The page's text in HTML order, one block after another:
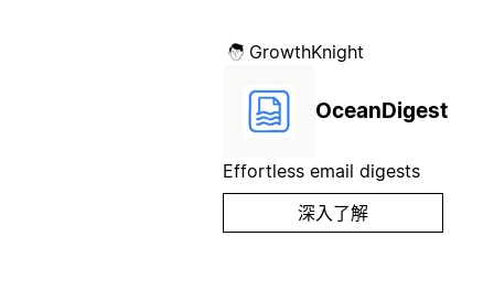
GrowthKnight
OceanDigest
Effortless email digests
深入了解